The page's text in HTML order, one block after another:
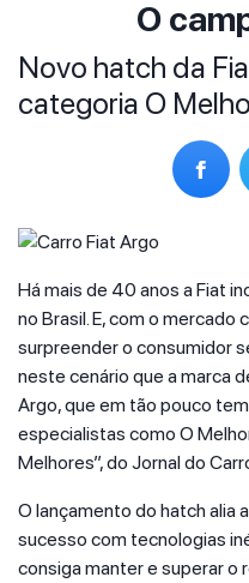
O
Novo hatch da
categoria O
Há mais de 40 anos a Fiat
no Brasil. E, com o mercado
surpreender o consumidor
neste cenário que a marca
Argo, que em tão pouco
especialistas como O
Melhores”, do Jornal do
O lançamento do hatch alia
sucesso com tecnologias
consiga manter e superar o